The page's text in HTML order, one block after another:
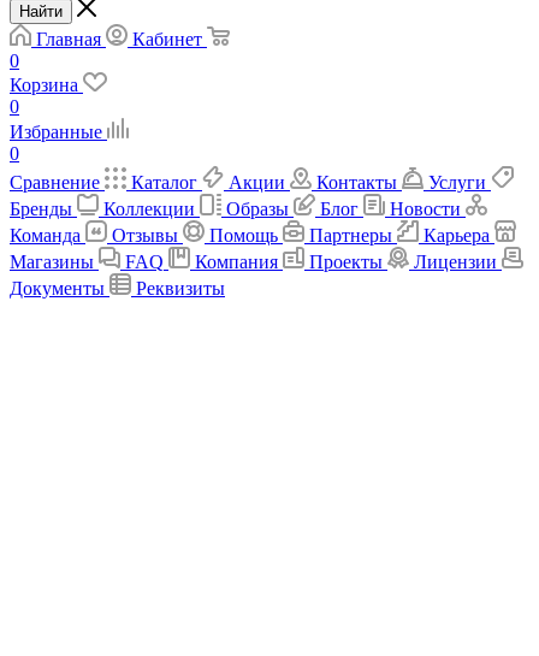
Найти
Главная
Кабинет
0
Корзина
0
Избранные
0
Сравнение
Каталог Акции Контакты
Услуги
Бренды
Коллекции Образы Блог
Новости
Команда
Отзывы Помощь Партнеры
Карьера
Магазины
FAQ Компания Проекты
Лицензии
Документы
Реквизиты